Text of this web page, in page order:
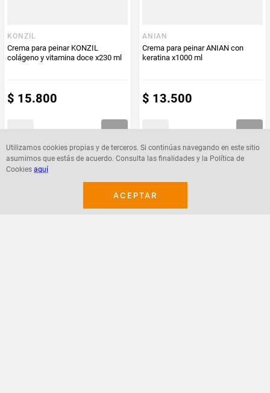
Utilizamos cookies propias y de terceros. Si continúas navegando en este sitio
asumimos que estás de acuerdo. Consulta las finalidades y la Política de
Cookies aquí
ACEPTAR
KONZIL
Crema para peinar KONZIL
colágeno y vitamina doce x230 ml
$ 15.800
ANIAN
Crema para peinar ANIAN con
keratina x1000 ml
$ 13.500